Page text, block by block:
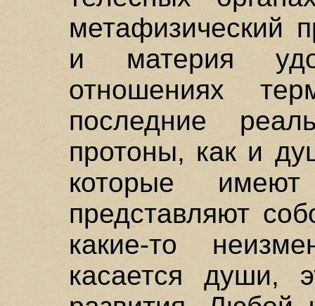
метафизический
и материя
отношениях
последние
протоны, как и
которые
представляют
какие-то
касается души,